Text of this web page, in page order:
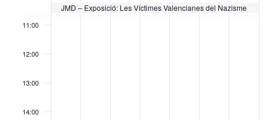
JMD – Exposició: Les Víctimes Valencianes del Nazisme
11:00
12:00
13:00
14:00